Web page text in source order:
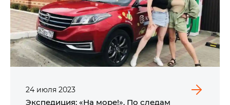
24 июля 2023
Экспедиция: «На море!». По следам